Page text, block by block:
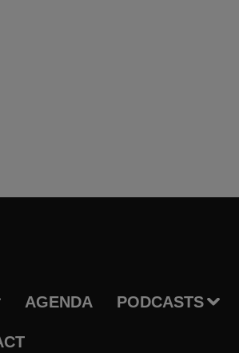
AGENDA PODCASTS